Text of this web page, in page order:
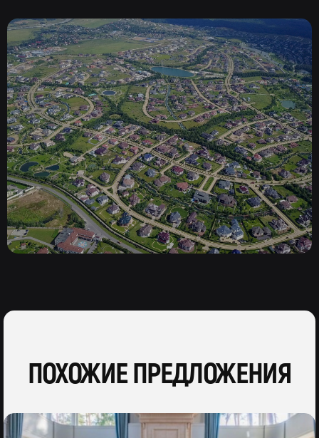
ПОХОЖИЕ ПРЕДЛОЖЕНИЯ